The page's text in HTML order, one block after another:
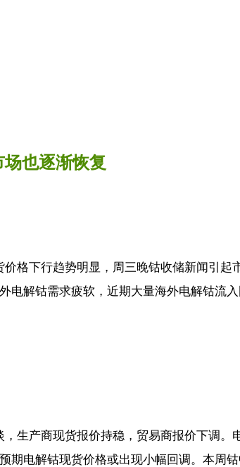
也逐渐恢复
格下行趋势明显，周三晚钴收储新闻引
电解钴需求疲软，近期大量海外电解钴流
生产商现货报价持稳，贸易商报价下调
期电解钴现货价格或出现小幅回调。本周